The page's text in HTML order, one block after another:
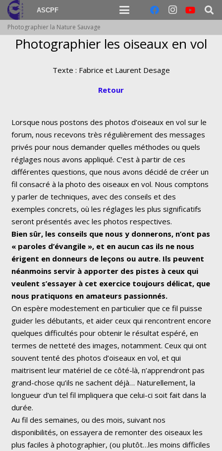
ASCPF
Photographier la Nature Sauvage
Photographier les oiseaux en vol
Texte : Fabrice et Laurent Desage
Retour
Lorsque nous postons des photos d’oiseaux en vol sur le
forum, nous recevons très régulièrement des messages
privés pour nous demander quelles méthodes ou quels
réglages nous avons appliqué. C’est à partir de ces
différentes questions, que nous avons décidé de créer un
fil consacré à la photo des oiseaux en vol. Nous comptons
y parler de techniques, avec des conseils et des
exemples concrets, où les réglages les plus significatifs
seront présentés avec les photos respectives.
Bien sûr, les conseils que nous y donnerons, n’ont pas
« paroles d’évangile », et en aucun cas ils ne nous
érigent en donneurs de leçons ou autre. Ils peuvent
néanmoins servir à apporter des pistes à ceux qui
veulent s’essayer à cet exercice toujours délicat, que
nous pratiquons en amateurs passionnés.
On espère modestement en particulier que ce fil puisse
guider les débutants, et aider ceux qui rencontrent encore
quelques difficultés pour obtenir le résultat espéré, en
termes de netteté des images, notamment. Ceux qui ont
souvent tenté des photos d’oiseaux en vol, et qui
maitrisent leur matériel de ce côté-là, n’apprendront pas
grand-chose qu’ils ne sachent déjà… Naturellement, la
longueur d’un tel fil impliquera que celui-ci soit fait dans la
durée.
Au fil des semaines, ou des mois, suivant nos
disponibilités, on essayera de remonter des oiseaux les
plus faciles à photographier, (ou plutôt…les moins difficiles